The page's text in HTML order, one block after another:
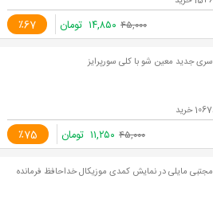
٪67 ۴۵,۰۰۰ ۱۴,۸۵۰ تومان
سری جدید معین شو با کلی سورپرایز
٪75 ۴۵,۰۰۰ ۱۱,۲۵۰ تومان
مجتبی مایلی در نمایش کمدی موزیکال خداحافظ فرمانده